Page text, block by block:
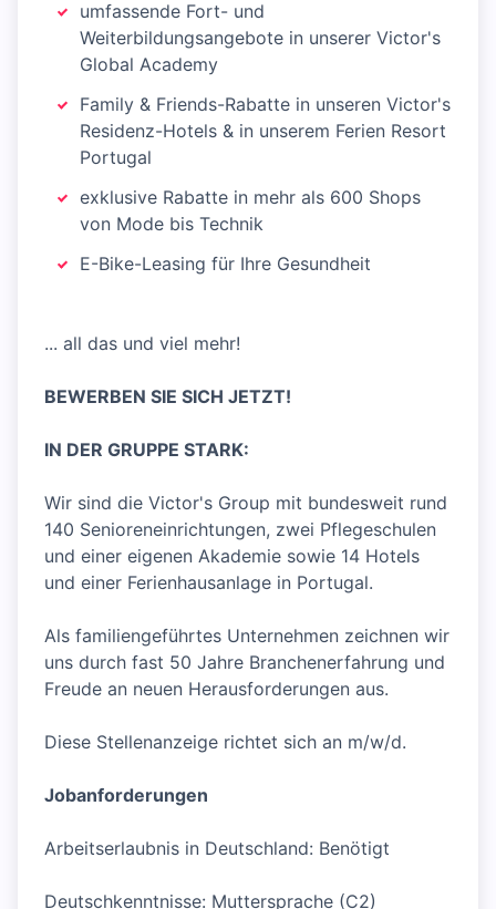
umfassende Fort- und
Weiterbildungsangebote in unserer Victor's
Global Academy
Family & Friends-Rabatte in unseren Victor's
Residenz-Hotels & in unserem Ferien Resort
Portugal
exklusive Rabatte in mehr als 600 Shops
von Mode bis Technik
E-Bike-Leasing für Ihre Gesundheit
... all das und viel mehr!
BEWERBEN SIE SICH JETZT!
IN DER GRUPPE STARK:
Wir sind die Victor's Group mit bundesweit rund
140 Senioreneinrichtungen, zwei Pflegeschulen
und einer eigenen Akademie sowie 14 Hotels
und einer Ferienhausanlage in Portugal.
Als familiengeführtes Unternehmen zeichnen wir
uns durch fast 50 Jahre Branchenerfahrung und
Freude an neuen Herausforderungen aus.
Diese Stellenanzeige richtet sich an m/w/d.
Jobanforderungen
Arbeitserlaubnis in Deutschland: Benötigt
Deutschkenntnisse: Muttersprache (C2)